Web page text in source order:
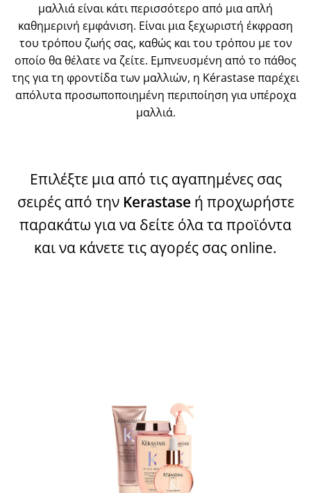
μαλλιά είναι κάτι περισσότερο από μια απλή
καθημερινή εμφάνιση. Είναι μια ξεχωριστή έκφραση
του τρόπου ζωής σας, καθώς και του τρόπου με τον
οποίο θα θέλατε να ζείτε. Εμπνευσμένη από το πάθος
της για τη φροντίδα των μαλλιών, η Kérastase παρέχει
απόλυτα προσωποποιημένη περιποίηση για υπέροχα
μαλλιά.
Επιλέξτε μια από τις αγαπημένες σας
σειρές από την Kerastaseή προχωρήστε
παρακάτω για να δείτε όλα τα προϊόντα
και να κάνετε τις αγορές σας online.